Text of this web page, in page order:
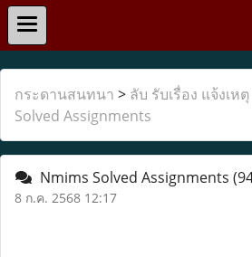
กระดานสนทนา > ลับ รับเรื่อง แจ้งเห
Solved Assignments
Nmims Solved Assignments
8 ก.ค. 2568 12:17